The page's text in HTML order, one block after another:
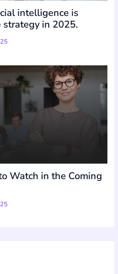
intelligence is
strategy in 2025.
Watch in the Coming